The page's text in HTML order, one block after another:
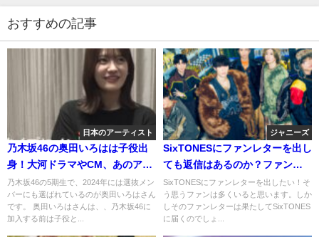
おすすめの記事
日本のアーティスト
乃木坂46の奥田いろはは子役出
身！大河ドラマやCM、あのアー
ティストのMVに出演経験も！？
乃木坂46の5期生で、2024年には選抜メン
バーにも選ばれているのが奥田いろはさん
です。 奥田いろはさんは、、乃木坂46に
加入する前は子役と...
ジャニーズ
SixTONESにファンレターを出し
ても返信はあるのか？ファンレ
ターの書き方など含め徹底的に
調べてみた！
SixTONESにファンレターを出したい！そ
う思うファンは多くいると思います。しか
しそのファンレターは果たしてSixTONES
に届くのでしょ...